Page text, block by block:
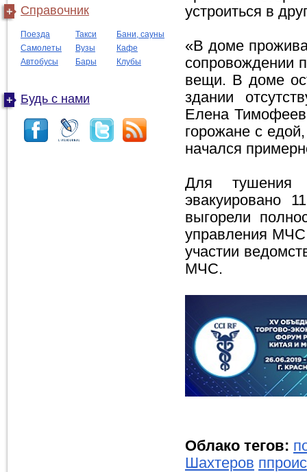
Справочник
Поезда Такси
Бани, сауны
Самолеты
Вузы
Кафе
Автобусы
Бары Клубы
Будь с нами
устроиться в
«В доме
сопровождении
вещи. В доме
здании
Елена
горожане с
начался
Для тушения
эвакуировано
выгорели
управления
участии
МЧС.
Облако тегов:
Шахтеров